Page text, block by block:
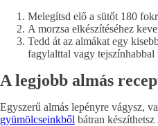
Melegítsd elő a sütőt 180
A morzsa elkészítéséhez
Tedd át az almákat egy
fagylalttal vagy tejszínhabbal
A legjobb almás
Egyszerű almás lepényre vágysz,
gyümölcseinkből bátran